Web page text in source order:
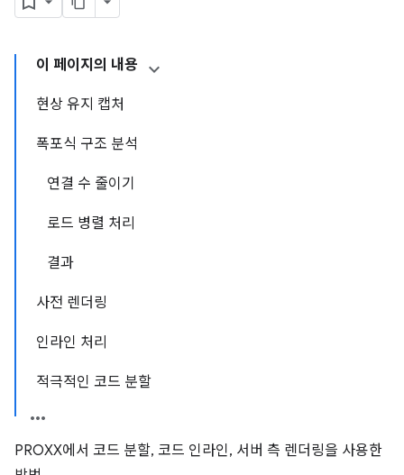
이 페이지의 내용
현상 유지 캡처
폭포식 구조 분석
연결 수 줄이기
로드 병렬 처리
결과
사전 렌더링
인라인 처리
적극적인 코드 분할
PROXX에서 코드 분할, 코드 인라인, 서버 측 렌더링을 사용한